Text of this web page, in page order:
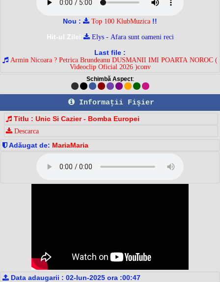
Nou : Top 100 KlubMuzica !!
Hit-ul Zilei:
Elys - Afara sunt oameni reci
Last file :
Armin Nicoara ? Petrica Brundeanu DUSMANII IMI POARTA NOROC (
Videoclip Oficial 2026 )conv
Schimbă Aspect:
Informaţii Fişier
Titlu : Unic Si Cazier - Bomba Europei
Descarca
Adăugat de: MariaMaria
Data adaugarii : 02-Iun-2025 ora :00:47